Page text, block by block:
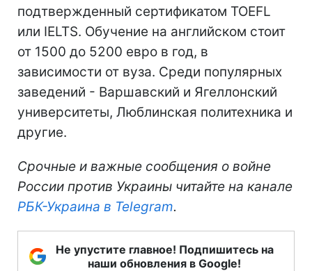
подтвержденный сертификатом TOEFL
или IELTS. Обучение на английском стоит
от 1500 до 5200 евро в год, в
зависимости от вуза. Среди популярных
заведений - Варшавский и Ягеллонский
университеты, Люблинская политехника и
другие.
Срочные и важные сообщения о войне
России против Украины читайте на канале
РБК-Украина в Telegram.
Не упустите главное! Подпишитесь на
наши обновления в Google!